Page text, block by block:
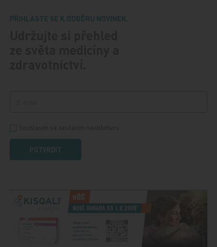
PŘIHLASTE SE K ODBĚRU NOVINEK.
POTVRDIT